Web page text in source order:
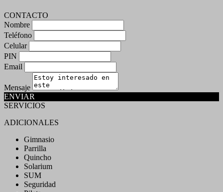
CONTACTO
Nombre
Teléfono
Celular
PIN
Email
Mensaje
ENVIAR
SERVICIOS
ADICIONALES
Gimnasio
Parrilla
Quincho
Solarium
SUM
Seguridad